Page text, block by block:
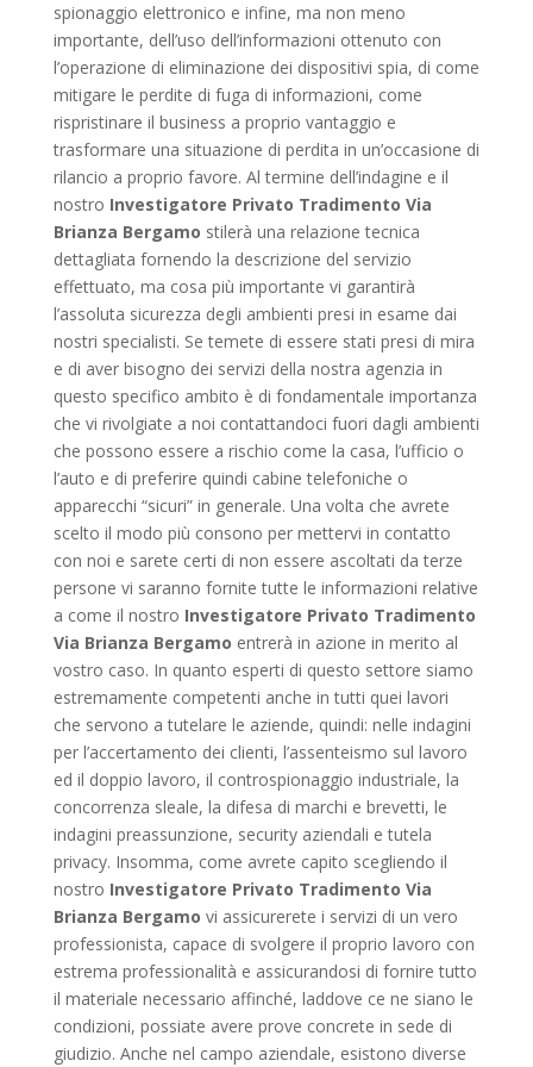
spionaggio elettronico e infine, ma non meno
importante, dell’uso dell’informazioni ottenuto con
l’operazione di eliminazione dei dispositivi spia, di come
mitigare le perdite di fuga di informazioni, come
rispristinare il business a proprio vantaggio e
trasformare una situazione di perdita in un’occasione di
rilancio a proprio favore. Al termine dell’indagine e il
nostro Investigatore Privato Tradimento Via
Brianza Bergamo stilerà una relazione tecnica
dettagliata fornendo la descrizione del servizio
effettuato, ma cosa più importante vi garantirà
l’assoluta sicurezza degli ambienti presi in esame dai
nostri specialisti. Se temete di essere stati presi di mira
e di aver bisogno dei servizi della nostra agenzia in
questo specifico ambito è di fondamentale importanza
che vi rivolgiate a noi contattandoci fuori dagli ambienti
che possono essere a rischio come la casa, l’ufficio o
l’auto e di preferire quindi cabine telefoniche o
apparecchi “sicuri” in generale. Una volta che avrete
scelto il modo più consono per mettervi in contatto
con noi e sarete certi di non essere ascoltati da terze
persone vi saranno fornite tutte le informazioni relative
a come il nostro Investigatore Privato Tradimento
Via Brianza Bergamo entrerà in azione in merito al
vostro caso. In quanto esperti di questo settore siamo
estremamente competenti anche in tutti quei lavori
che servono a tutelare le aziende, quindi: nelle indagini
per l’accertamento dei clienti, l’assenteismo sul lavoro
ed il doppio lavoro, il controspionaggio industriale, la
concorrenza sleale, la difesa di marchi e brevetti, le
indagini preassunzione, security aziendali e tutela
privacy. Insomma, come avrete capito scegliendo il
nostro Investigatore Privato Tradimento Via
Brianza Bergamo vi assicurerete i servizi di un vero
professionista, capace di svolgere il proprio lavoro con
estrema professionalità e assicurandosi di fornire tutto
il materiale necessario affinché, laddove ce ne siano le
condizioni, possiate avere prove concrete in sede di
giudizio. Anche nel campo aziendale, esistono diverse